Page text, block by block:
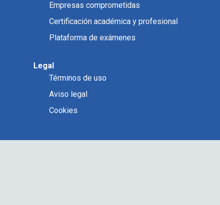
Empresas comprometidas
Certificación académica y profesional
Plataforma de exámenes
Legal
Términos de uso
Aviso legal
Cookies